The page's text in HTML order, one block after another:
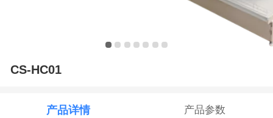
CS-HC01
产品详情 产品参数